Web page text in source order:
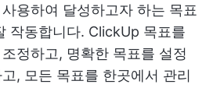
용하여 달성하고자 하는 목표
작동합니다. ClickUp 목표를
정하고, 명확한 목표를 설정
, 모든 목표를 한곳에서 관리